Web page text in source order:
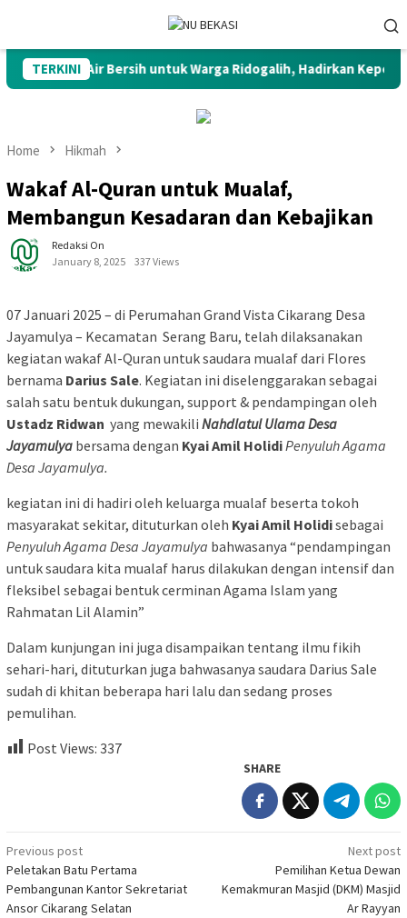
contentMenu
TERKINI
Salurkan Air Bersih untuk Warga Ridogalih, Hadirkan
Home Hikmah
Wakaf Al-Quran untuk Mualaf,
Membangun Kesadaran dan Kebajikan
Redaksi On
January 8, 2025
337 Views
07 Januari 2025 – di Perumahan Grand Vista Cikarang Desa
Jayamulya – Kecamatan Serang Baru, telah dilaksanakan
kegiatan wakaf Al-Quran untuk saudara mualaf dari Flores
bernama Darius Sale. Kegiatan ini diselenggarakan sebagai
salah satu bentuk dukungan, support & pendampingan oleh
Ustadz Ridwan yang mewakili Nahdlatul Ulama Desa
Jayamulya bersama dengan Kyai Amil HolidiPenyuluh Agama
Desa Jayamulya.
kegiatan ini di hadiri oleh keluarga mualaf beserta tokoh
masyarakat sekitar, dituturkan oleh Kyai Amil Holidisebagai
Penyuluh Agama Desa Jayamulya bahwasanya “pendampingan
untuk saudara kita mualaf harus dilakukan dengan intensif dan
fleksibel sebagai bentuk cerminan Agama Islam yang
Rahmatan Lil Alamin”
Dalam kunjungan ini juga disampaikan tentang ilmu fikih
sehari-hari, dituturkan juga bahwasanya saudara Darius Sale
sudah di khitan beberapa hari lalu dan sedang proses
pemulihan.
Post Views: 337
SHARE
Post
navigation
Previous post
Peletakan Batu Pertama
Pembangunan Kantor Sekretariat
Ansor Cikarang Selatan
Next post
Pemilihan Ketua Dewan
Kemakmuran Masjid (DKM) Masjid
Ar Rayyan